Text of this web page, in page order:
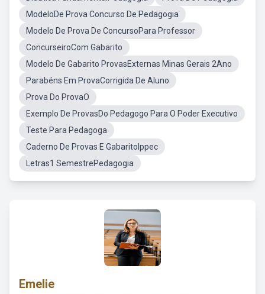
ModeloDe Prova Concurso De Pedagogia
Modelo De Prova De ConcursoPara Professor
ConcurseiroCom Gabarito
Modelo De Gabarito ProvasExternas Minas Gerais 2Ano
Parabéns Em ProvaCorrigida De Aluno
Prova Do ProvaO
Exemplo De ProvasDo Pedagogo Para O Poder Executivo
Teste Para Pedagoga
Caderno De Provas E GabaritoIppec
Letras1 SemestrePedagogia
Emelie